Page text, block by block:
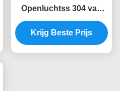
Openluchtss 304 van
Watersproeiers de
Plonsspeelplaats van
het Slakwater
Krijg Beste Prijs